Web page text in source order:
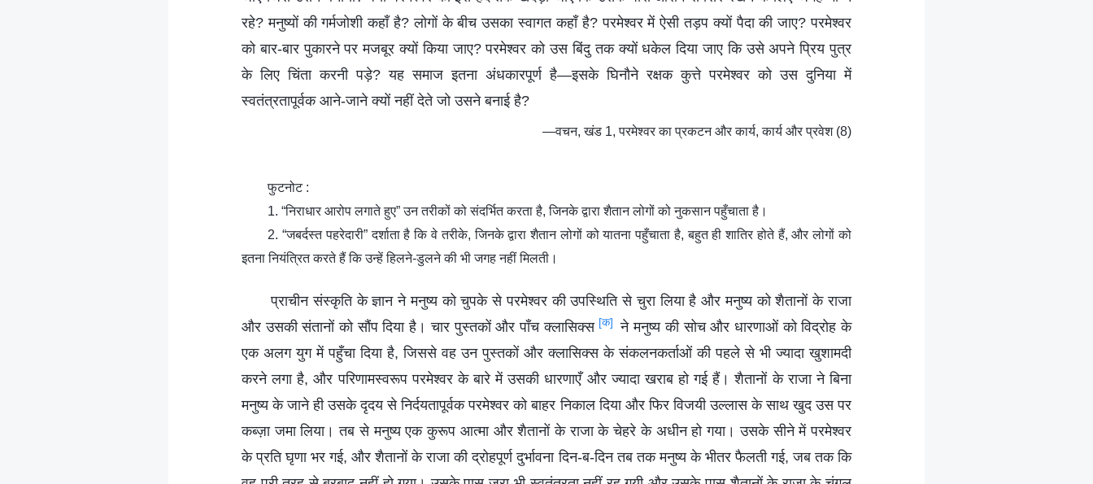
रहे? मनुष्यों की गर्मजोशी कहाँ है? लोगों के बीच उसका स्वागत कहाँ है? परमेश्वर में ऐसी तड़प क्यों पैदा की जाए? परमेश्वर
को बार-बार पुकारने पर मजबूर क्यों किया जाए? परमेश्वर को उस बिंदु तक क्यों धकेल दिया जाए कि उसे अपने प्रिय पुत्र
के लिए चिंता करनी पड़े? यह समाज इतना अंधकारपूर्ण है—इसके घिनौने रक्षक कुत्ते परमेश्वर को उस दुनिया में
स्वतंत्रतापूर्वक आने-जाने क्यों नहीं देते जो उसने बनाई है?
—वचन, खंड 1, परमेश्वर का प्रकटन और कार्य, कार्य और प्रवेश (8)
फुटनोट :
1. “निराधार आरोप लगाते हुए” उन तरीकों को संदर्भित करता है, जिनके द्वारा शैतान लोगों को नुकसान पहुँचाता है।
2. “जबर्दस्त पहरेदारी” दर्शाता है कि वे तरीके, जिनके द्वारा शैतान लोगों को यातना पहुँचाता है, बहुत ही शातिर होते हैं, और लोगों को
इतना नियंत्रित करते हैं कि उन्हें हिलने-डुलने की भी जगह नहीं मिलती।
प्राचीन संस्कृति के ज्ञान ने मनुष्य को चुपके से परमेश्वर की उपस्थिति से चुरा लिया है और मनुष्य को शैतानों के राजा
और उसकी संतानों को सौंप दिया है। चार पुस्तकों और पाँच क्लासिक्स [क] ने मनुष्य की सोच और धारणाओं को विद्रोह के
एक अलग युग में पहुँचा दिया है, जिससे वह उन पुस्तकों और क्लासिक्स के संकलनकर्ताओं की पहले से भी ज्यादा खुशामदी
करने लगा है, और परिणामस्वरूप परमेश्वर के बारे में उसकी धारणाएँ और ज्यादा खराब हो गई हैं। शैतानों के राजा ने बिना
मनुष्य के जाने ही उसके दृदय से निर्दयतापूर्वक परमेश्वर को बाहर निकाल दिया और फिर विजयी उल्लास के साथ खुद उस पर
कब्ज़ा जमा लिया। तब से मनुष्य एक कुरूप आत्मा और शैतानों के राजा के चेहरे के अधीन हो गया। उसके सीने में परमेश्वर
के प्रति घृणा भर गई, और शैतानों के राजा की द्रोहपूर्ण दुर्भावना दिन-ब-दिन तब तक मनुष्य के भीतर फैलती गई, जब तक कि